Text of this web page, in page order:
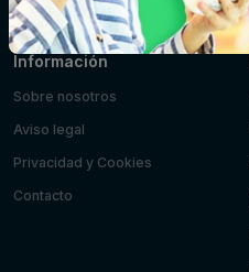
yogures
Información
Sobre nosotros
Aviso legal
Privacidad y Cookies
Contacto